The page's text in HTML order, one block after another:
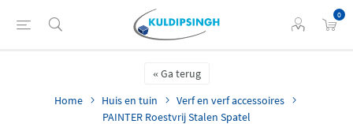
0
Ga terug
Home
Huis en tuin
Verf en verf accessoires
PAINTER Roestvrij Stalen Spatel